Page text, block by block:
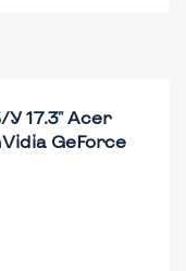
17.3" Acer
GeForce